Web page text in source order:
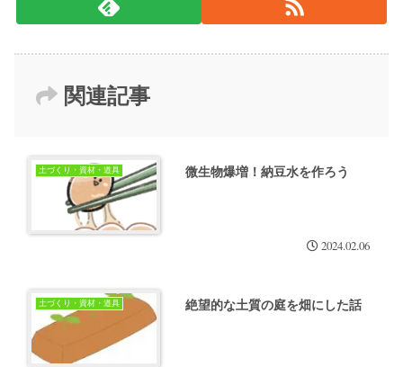
関連記事
土づくり・資材・道具 微生物爆増！納豆水を作ろう
2024.02.06
土づくり・資材・道具 絶望的な土質の庭を畑にした話